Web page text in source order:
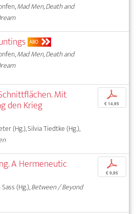
Mad Men, Death and
ABO
Mad Men, Death and
Mit
den Krieg
(Hg.), Silvia Tiedtke (Hg.),
p
€ 14,95
A Hermeneutic
(Hg.),Between / Beyond
p
€ 9,95